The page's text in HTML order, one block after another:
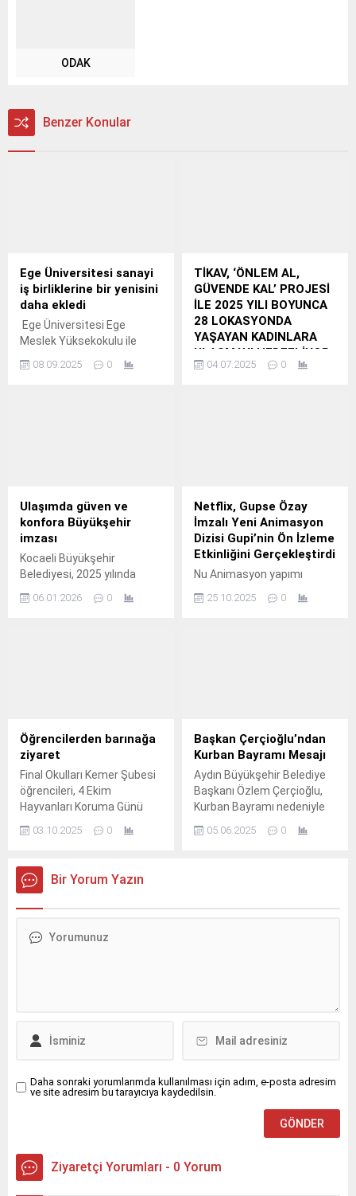
ODAK
Benzer Konular
Ege Üniversitesi sanayi
iş birliklerine bir yenisini
daha ekledi
Ege Üniversitesi Ege
Meslek Yüksekokulu ile
08.09.2025 0
TİKAV, ‘ÖNLEM AL,
GÜVENDE KAL’ PROJESİ
İLE 2025 YILI BOYUNCA
28 LOKASYONDA
YAŞAYAN KADINLARA
ULAŞMAYI HEDEFLİYOR
TİKAV, “Önlem Al,
sorumluluk projeleriyle
toplumun farklı kesimlerine
destek olmayı
amaçlayan Türkiye İnsan
Kaynakları Eğitim ve Sağlık
Vakfı (TİKAV), ‘Önlem Al,
Güvende Kal’ projesi
04.07.2025 0
Ulaşımda güven ve
konfora Büyükşehir
imzası
Kocaeli Büyükşehir
Belediyesi, 2025 yılında
altyapıdan dijitalleşmeye
06.01.2026 0
Netflix, Gupse Özay
İmzalı Yeni Animasyon
Dizisi Gupi’nin Ön İzleme
Etkinliğini Gerçekleştirdi
Nu Animasyon yapımı
Özay kaleme alırken, ana
25.10.2025 0
Öğrencilerden barınağa
ziyaret
Final Okulları Kemer Şubesi
öğrencileri, 4 Ekim
Hayvanları Koruma Günü
Hayvan Barındırma Tedavi
ziyaret etti.
03.10.2025 0
Başkan Çerçioğlu’ndan
Kurban Bayramı Mesajı
Aydın Büyükşehir Belediye
Başkanı Özlem Çerçioğlu,
Kurban Bayramı nedeniyle
05.06.2025 0
Bir Yorum Yazın
Daha sonraki yorumlarımda kullanılması için adım, e-posta adresim
ve site adresim bu tarayıcıya kaydedilsin.
Ziyaretçi Yorumları - 0 Yorum